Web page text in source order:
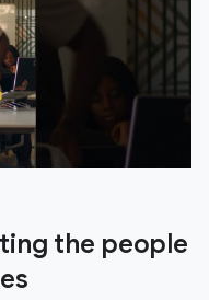
the people